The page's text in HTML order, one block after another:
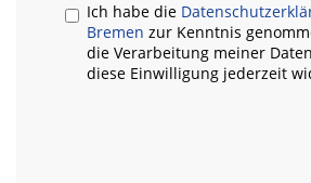
Ich habe die
Bremen zur Kenntnis
die Verarbeitung meiner
diese Einwilligung jederzeit